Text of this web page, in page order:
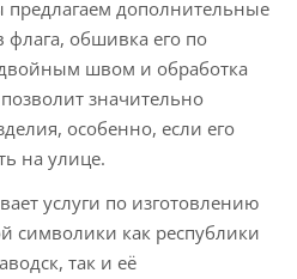
предлагаем дополнительные
флага, обшивка его по
швом и обработка
значительно
особенно, если его
на улице.
услуги по изготовлению
символики как республики
так и её